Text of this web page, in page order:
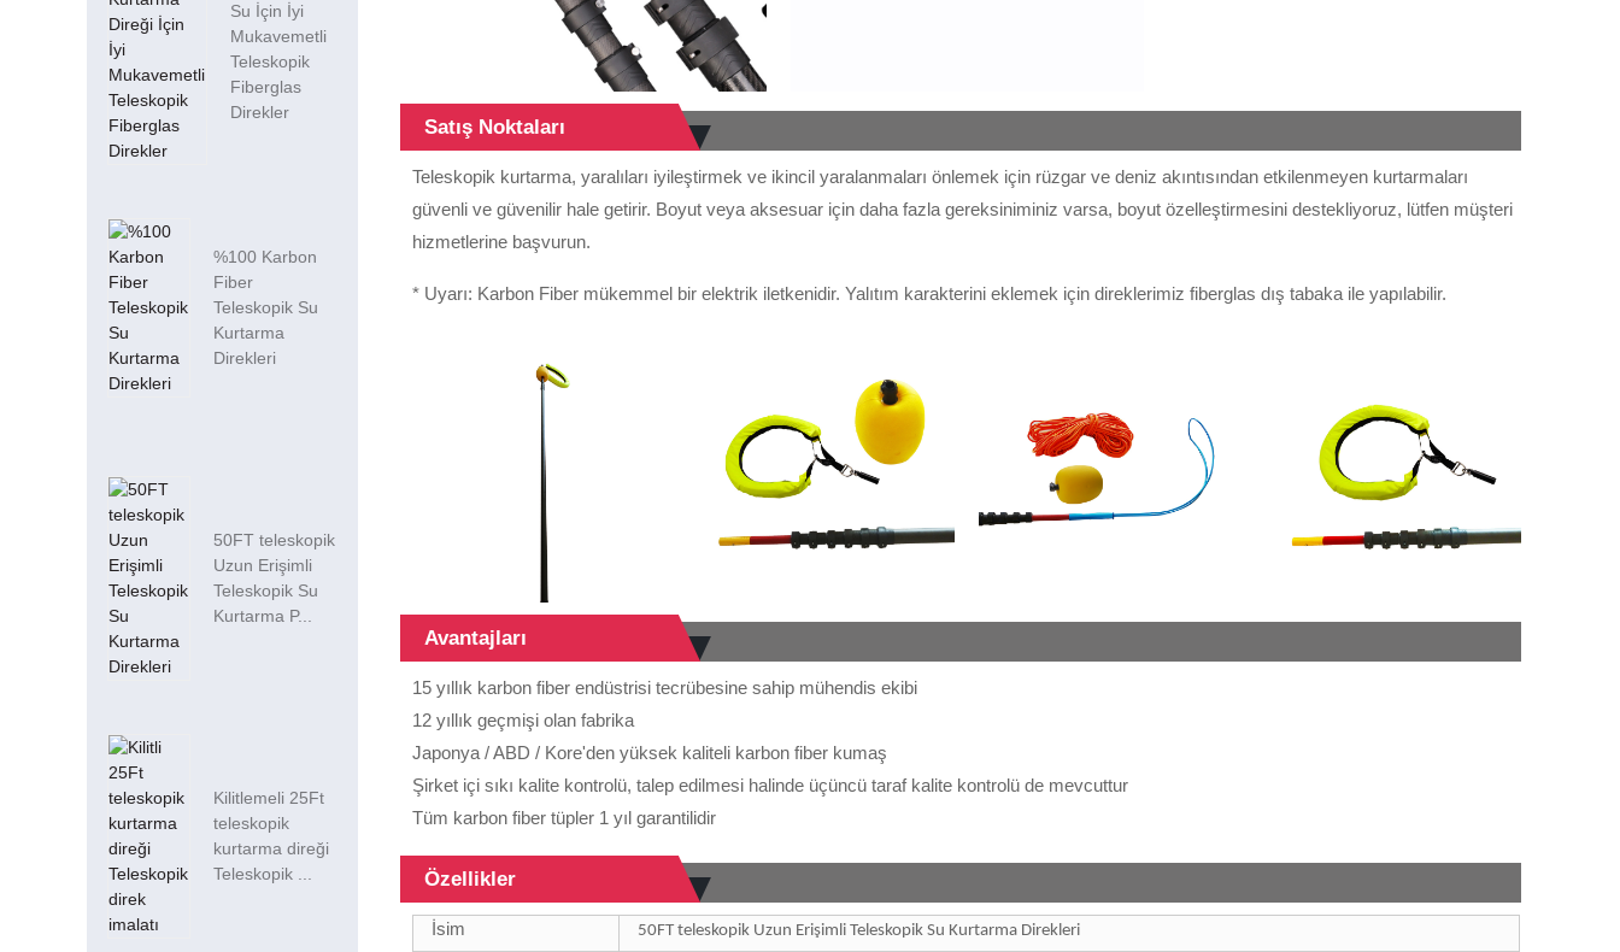
Su İçin İyi
Mukavemetli
Teleskopik
Fiberglas
Direkler
%100 Karbon
Fiber
Teleskopik Su
Kurtarma
Direkleri
50FT teleskopik
Uzun Erişimli
Teleskopik Su
Kurtarma P...
Kilitlemeli 25Ft
teleskopik
kurtarma direği
Teleskopik ...
Satış Noktaları
Teleskopik kurtarma, yaralıları iyileştirmek ve ikincil yaralanmaları önlemek için rüzgar ve deniz akıntısından etkilenmeyen kurtarmaları
güvenli ve güvenilir hale getirir. Boyut veya aksesuar için daha fazla gereksiniminiz varsa, boyut özelleştirmesini destekliyoruz, lütfen müşteri
hizmetlerine başvurun.
* Uyarı: Karbon Fiber mükemmel bir elektrik iletkenidir. Yalıtım karakterini eklemek için direklerimiz fiberglas dış tabaka ile yapılabilir.
Avantajları
15 yıllık karbon fiber endüstrisi tecrübesine sahip mühendis ekibi
12 yıllık geçmişi olan fabrika
Japonya / ABD / Kore'den yüksek kaliteli karbon fiber kumaş
Şirket içi sıkı kalite kontrolü, talep edilmesi halinde üçüncü taraf kalite kontrolü de mevcuttur
Tüm karbon fiber tüpler 1 yıl garantilidir
Özellikler
İsim 50FT teleskopik Uzun Erişimli Teleskopik Su Kurtarma Direkleri